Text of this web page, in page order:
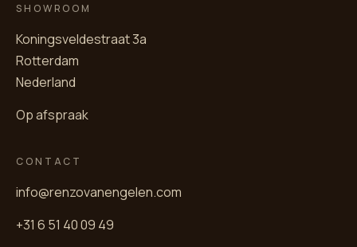
SHOWROOM
Koningsveldestraat 3a
Rotterdam
Nederland
Op afspraak
CONTACT
info@renzovanengelen.com
+31 6 51 40 09 49